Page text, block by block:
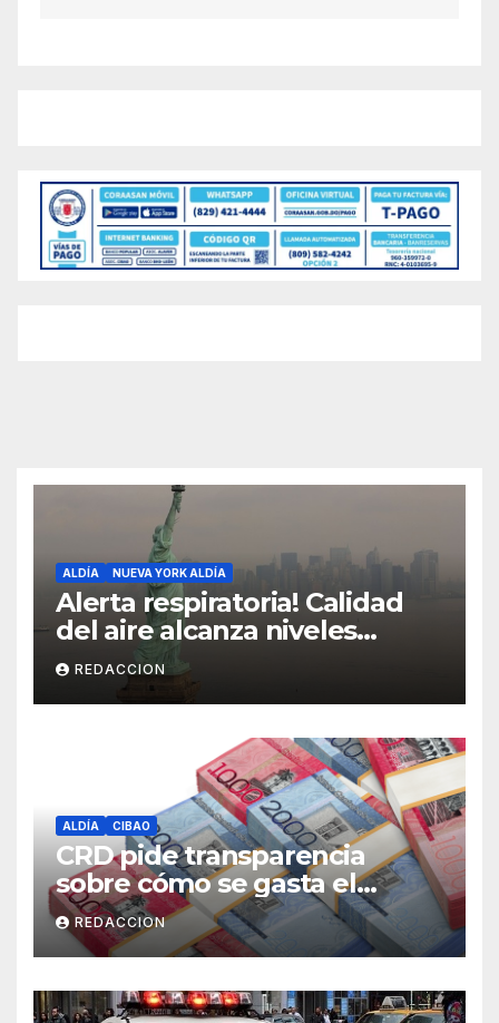
ALDÍA NUEVA YORK ALDÍA
Alerta respiratoria! Calidad
del aire alcanza niveles
peligrosos en NYC
REDACCION
ALDÍA CIBAO
CRD pide transparencia
sobre cómo se gasta el
dinero del Seguro Familiar de
Salud
REDACCION